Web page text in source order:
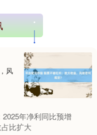
风
年净利同比预增
比扩大